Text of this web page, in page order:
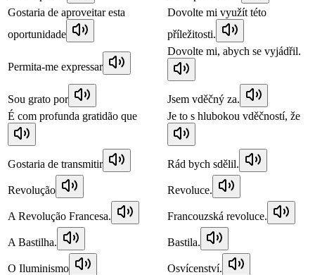
Gostaria de aproveitar esta
oportunidade
Dovolte mi využít této
příležitosti.
Permita-me expressar
Dovolte mi, abych se vyjádřil.
Sou grato por
Jsem vděčný za.
É com profunda gratidão que
Je to s hlubokou vděčností, že
Gostaria de transmitir Rád bych sdělil.
Revolução Revoluce.
A Revolução Francesa. Francouzská revoluce.
A Bastilha. Bastila.
O Iluminismo Osvícenství.